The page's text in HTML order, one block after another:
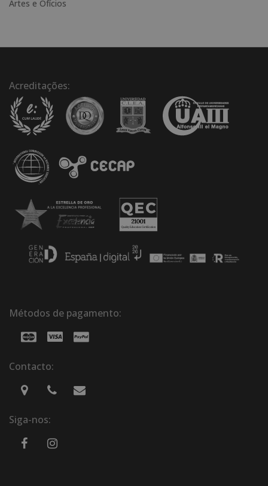
Artes e Ofícios
Acreditações:
Métodos de pagamento:
Contacto:
Siga-nos: